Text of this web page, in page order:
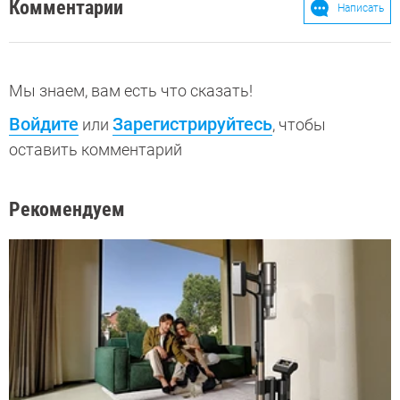
Комментарии Написать
Мы знаем, вам есть что сказать!
Войдите или Зарегистрируйтесь, чтобы
оставить комментарий
Рекомендуем